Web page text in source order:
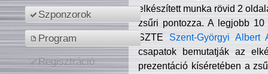
Szponzorok
Program
Regisztráció
elkészített munka rövid 2
zsűri pontozza. A legjobb
SZTE Szent-Györgyi Albert
csapatok bemutatják az
prezentáció kíséretében a